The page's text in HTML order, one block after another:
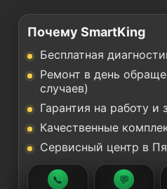
Почему SmartKing
Бесплатная
Ремонт в день
случаев)
Гарантия на работу и
Качественные
Сервисный центр в
📞 💬